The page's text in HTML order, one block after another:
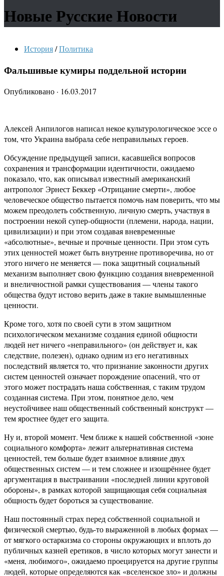
Новые Русские Новости
История/Политика
Фальшивые кумиры поддельной истории
Опубликовано · 16.03.2017
Алексей Анпилогов написал некое культурологическое эссе о
том, что Украина выбрала себе неправильных героев.
Обсуждение предыдущей записи, касавшейся вопросов
сохранения и трансформации идентичности, ожидаемо
показало, что, как описывал известный американский
антрополог Эрнест Беккер «Отрицание смерти», любое
человеческое общество пытается помочь нам поверить, что мы
можем преодолеть собственную, личную смерть, участвуя в
построении некой супер-общности (племени, народа, нации,
цивилизации) и при этом создавая вневременные
«абсолютные», вечные и прочные ценности. При этом суть
этих ценностей может быть внутренне противоречива, но от
этого ничего не меняется — пока защитный социальный
механизм выполняет свою функцию создания вневременной
и внеличностной рамки существования — члены такого
общества будут истово верить даже в такие вымышленные
ценности.
Кроме того, хотя по своей сути в этом защитном
психологическом механизме создания единой общности
людей нет ничего «неправильного» (он действует и, как
следствие, полезен), однако одним из его негативных
последствий является то, что признание законности других
систем ценностей означает порождение опасений, что от
этого может пострадать наша собственная, с таким трудом
созданная система. При этом, понятное дело, чем
неустойчивее наш общественный собственный конструкт —
тем яростнее будет его защита.
Ну и, второй момент. Чем ближе к нашей собственной «зоне
социального комфорта» лежит альтернативная система
ценностей, тем больше будет взаимное влияние двух
общественных систем — и тем сложнее и изощрённее будет
аргументация в выстраивании «последней линии круговой
обороны», в рамках которой защищающая себя социальная
общность будет бороться за существование.
Наш постоянный страх перед собственной социальной и
физической смертью, будь-то выраженной в любых формах —
от мягкого остаркизма со стороны окружающих и вплоть до
публичных казней еретиков, в число которых могут занести и
«меня, любимого», ожидаемо проецируется на другие группы
людей, которые определяются как «вселенское зло» и должны